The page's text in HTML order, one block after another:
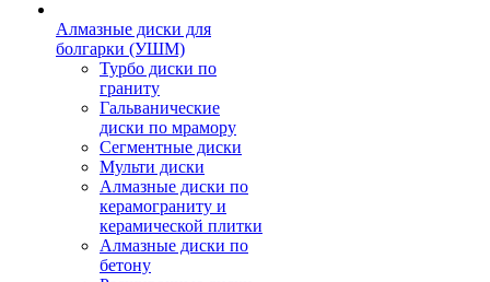
Алмазные диски для
болгарки (УШМ)
Турбо диски по
граниту
Гальванические
диски по мрамору
Сегментные диски
Мульти диски
Алмазные диски по
керамограниту и
керамической плитки
Алмазные диски по
бетону